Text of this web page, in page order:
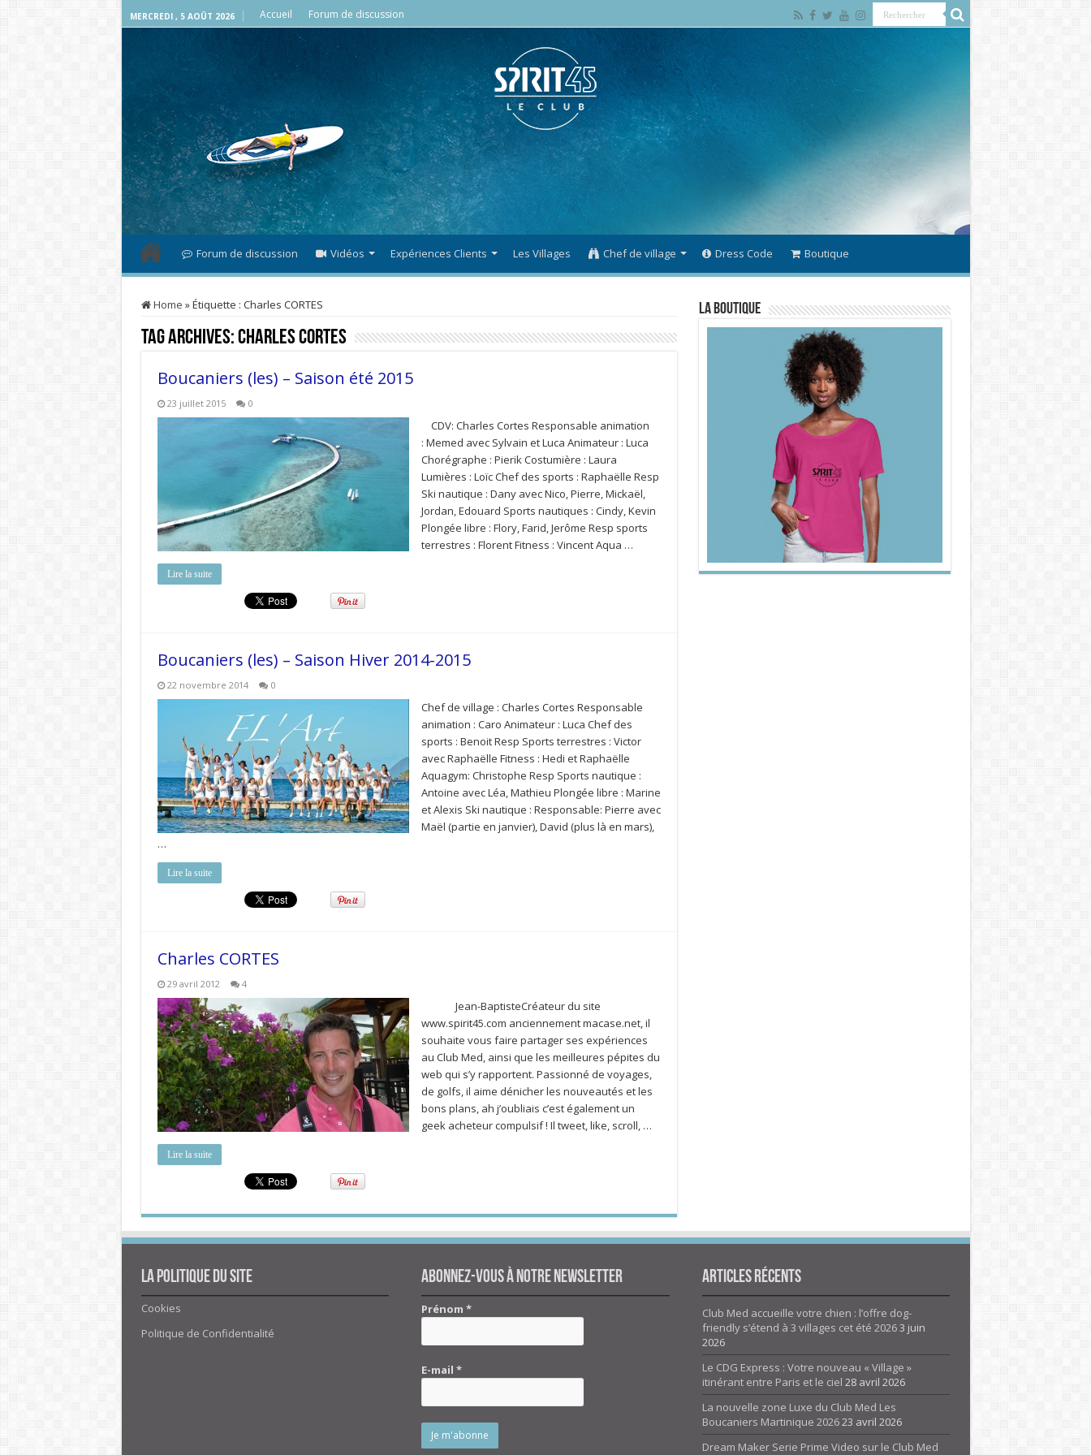
MERCREDI , 5 AOÛT 2026 Accueil Forum de discussion
Forum de discussion Vidéos Expériences Clients Les Villages Chef de village Dress Code Boutique
Home »Étiquette : Charles CORTES
Tag Archives:Charles CORTES
Boucaniers (les) – Saison été 2015
23 juillet 2015 0
CDV: Charles Cortes Responsable animation
: Memed avec Sylvain et Luca Animateur : Luca
Chorégraphe : Pierik Costumière : Laura
Lumières : Loïc Chef des sports : Raphaëlle Resp
Ski nautique : Dany avec Nico, Pierre, Mickaël,
Jordan, Edouard Sports nautiques : Cindy, Kevin
Plongée libre : Flory, Farid, Jerôme Resp sports
terrestres : Florent Fitness : Vincent Aqua …
Lire la suite
Boucaniers (les) – Saison Hiver 2014-2015
22 novembre 2014 0
Chef de village : Charles Cortes Responsable
animation : Caro Animateur : Luca Chef des
sports : Benoit Resp Sports terrestres : Victor
avec Raphaëlle Fitness : Hedi et Raphaëlle
Aquagym: Christophe Resp Sports nautique :
Antoine avec Léa, Mathieu Plongée libre : Marine
et Alexis Ski nautique : Responsable: Pierre avec
Maël (partie en janvier), David (plus là en mars),
…
Lire la suite
Charles CORTES
29 avril 2012 4
Jean-BaptisteCréateur du site
www.spirit45.com anciennement macase.net, il
souhaite vous faire partager ses expériences
au Club Med, ainsi que les meilleures pépites du
web qui s’y rapportent. Passionné de voyages,
de golfs, il aime dénicher les nouveautés et les
bons plans, ah j’oubliais c’est également un
geek acheteur compulsif ! Il tweet, like, scroll, …
Lire la suite
La Boutique
La politique du site
Cookies
Politique de Confidentialité
Abonnez-vous à notre newsletter
Prénom*
E-mail*
Articles Récents
Club Med accueille votre chien : l’offre dog-
friendly s’étend à 3 villages cet été 20263 juin
2026
Le CDG Express : Votre nouveau « Village »
itinérant entre Paris et le ciel 28 avril 2026
La nouvelle zone Luxe du Club Med Les
Boucaniers Martinique 202623 avril 2026
Dream Maker Serie Prime Video sur le Club Med